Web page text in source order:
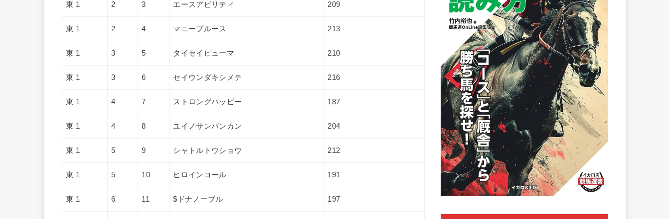
東 1 2 3 エースアビリティ 209
東 1 2 4 マニーブルース 213
東 1 3 5 タイセイピューマ 210
東 1 3 6 セイウンダキシメテ 216
東 1 4 7 ストロングハッピー 187
東 1 4 8 ユイノサンバンカン 204
東 1 5 9 シャトルトウショウ 212
東 1 5 10 ヒロインコール 191
東 1 6 11 $ドナノーブル 197